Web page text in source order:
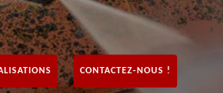
CONTACTEZ-NOUS !